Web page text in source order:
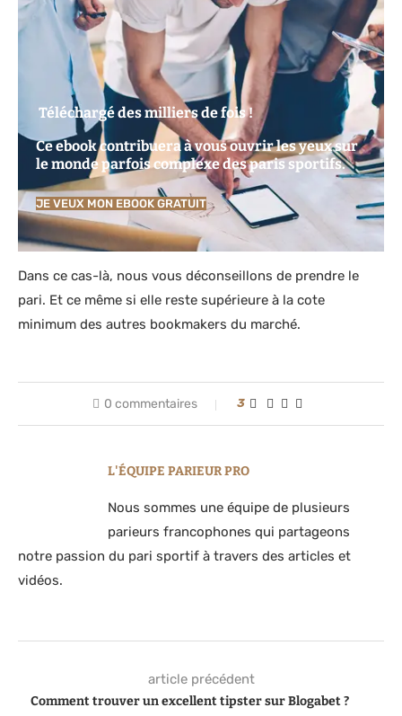
Téléchargé des milliers de fois !
Ce ebook contribuera à vous ouvrir les yeux sur
le monde parfois complexe des paris sportifs.
JE VEUX MON EBOOK GRATUIT
Dans ce cas-là, nous vous déconseillons de prendre le
pari. Et ce même si elle reste supérieure à la cote
minimum des autres bookmakers du marché.
0 commentaires 3
L'ÉQUIPE PARIEUR PRO
Nous sommes une équipe de plusieurs
parieurs francophones qui partageons
notre passion du pari sportif à travers des articles et
vidéos.
article précédent
Comment trouver un excellent tipster sur Blogabet ?